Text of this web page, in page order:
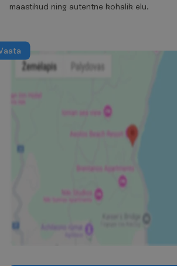
maastikud ning autentne kohalik elu.
aata